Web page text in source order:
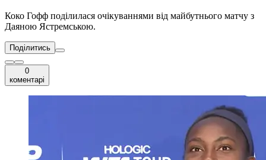
Коко Гофф поділилася очікуваннями від майбутнього матчу з
Даяною Ястремською.
Поділитись
0
коментарі